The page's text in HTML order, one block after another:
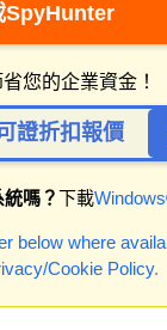
SpyHunter
您的企業資金！
證折扣報價
嗎？下載
below where
Cookie Policy.